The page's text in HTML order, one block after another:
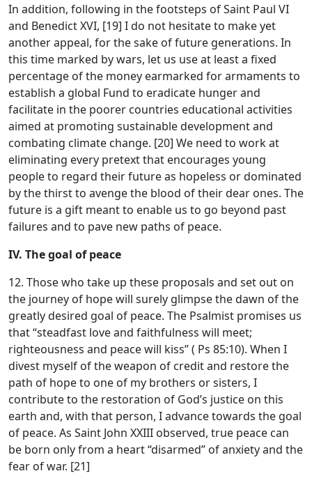
In addition, following in the footsteps of Saint Paul VI
and Benedict XVI, [19] I do not hesitate to make yet
another appeal, for the sake of future generations. In
this time marked by wars, let us use at least a fixed
percentage of the money earmarked for armaments to
establish a global Fund to eradicate hunger and
facilitate in the poorer countries educational activities
aimed at promoting sustainable development and
combating climate change. [20] We need to work at
eliminating every pretext that encourages young
people to regard their future as hopeless or dominated
by the thirst to avenge the blood of their dear ones. The
future is a gift meant to enable us to go beyond past
failures and to pave new paths of peace.
IV. The goal of peace
12. Those who take up these proposals and set out on
the journey of hope will surely glimpse the dawn of the
greatly desired goal of peace. The Psalmist promises us
that “steadfast love and faithfulness will meet;
righteousness and peace will kiss” ( Ps 85:10). When I
divest myself of the weapon of credit and restore the
path of hope to one of my brothers or sisters, I
contribute to the restoration of God’s justice on this
earth and, with that person, I advance towards the goal
of peace. As Saint John XXIII observed, true peace can
be born only from a heart “disarmed” of anxiety and the
fear of war. [21]